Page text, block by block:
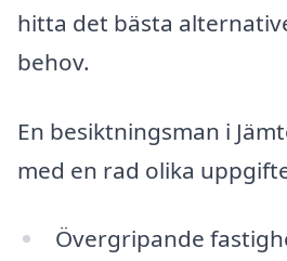
hitta det bästa
behov.
En besiktningsman i
med en rad olika
Övergripande